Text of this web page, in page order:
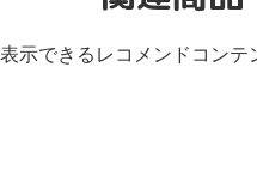
表示できるレコメンドコンテ